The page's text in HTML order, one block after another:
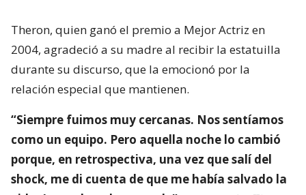
Theron, quien ganó el premio a Mejor Actriz en
2004, agradeció a su madre al recibir la estatuilla
durante su discurso, que la emocionó por la
relación especial que mantienen.
“Siempre fuimos muy cercanas. Nos sentíamos
como un equipo. Pero aquella noche lo cambió
porque, en retrospectiva, una vez que salí del
shock, me di cuenta de que me había salvado la